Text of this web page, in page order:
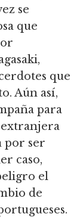
se
que
que
Aún así,
para
por ser
caso,
el
de